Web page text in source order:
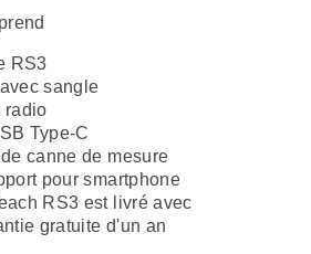
RS3
sangle
radio
Type-C
canne de mesure
pour smartphone
RS3 est livré avec
gratuite d'un an